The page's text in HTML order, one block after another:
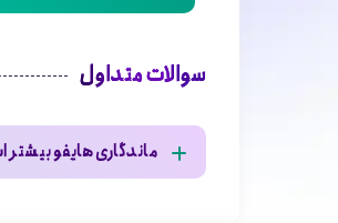
سوالات متداول
ماندگاری هایفو بیشتر